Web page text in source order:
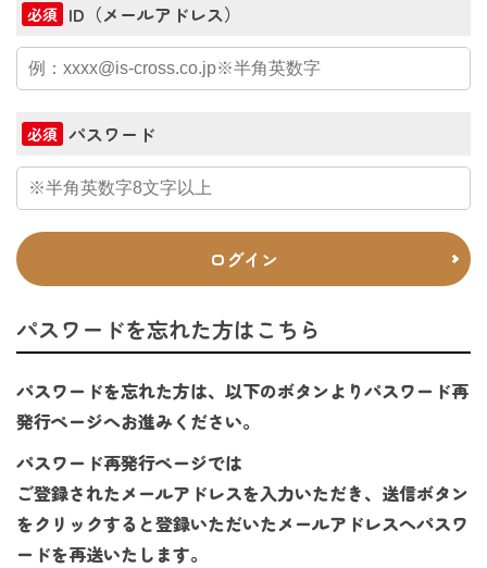
必須 ID（メールアドレス）
必須 パスワード
ログイン
パスワードを忘れた方はこちら
パスワードを忘れた方は、以下のボタンよりパスワード再
発行ページへお進みください。
パスワード再発行ページでは
ご登録されたメールアドレスを入力いただき、送信ボタン
をクリックすると登録いただいたメールアドレスへパスワ
ードを再送いたします。